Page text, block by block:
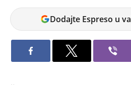
Bojana
Savić
Dodajte Espreso u